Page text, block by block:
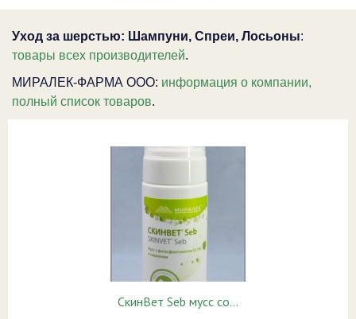
Уход за шерстью: Шампуни, Спреи, Лосьоны:
товары всех производителей.
МИРАЛЕК-ФАРМА ООО: информация о компании,
полный список товаров.
СкинВет Seb мусс со…